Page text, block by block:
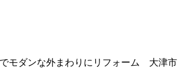
モダンな外まわりにリフォーム 大津市